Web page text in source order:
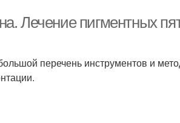
Лечение пигментных
перечень инструментов и